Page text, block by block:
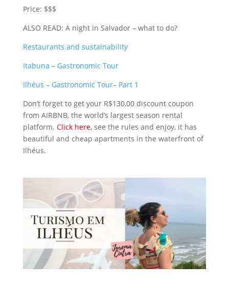
Price: $$$
ALSO READ: A night in Salvador – what to do?
Restaurants and sustainability
Itabuna – Gastronomic Tour
Ilhéus – Gastronomic Tour– Part 1
Don’t forget to get your R$130,00 discount coupon
from AIRBNB, the world’s largest season rental
platform. Click here,see the rules and enjoy, it has
beautiful and cheap apartments in the waterfront of
Ilhéus.